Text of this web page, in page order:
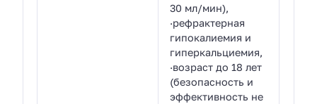
30 мл/мин),
·рефрактерная
гипокалиемия и
гиперкальциемия,
·возраст до 18 лет
(безопасность и
эффективность не